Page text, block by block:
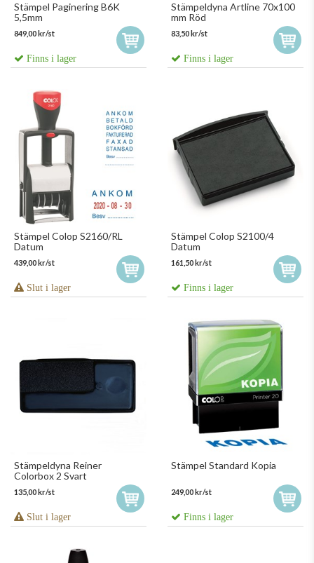
Stämpel Paginering B6K
5,5mm
849,00 kr/st
Finns i lager
Stämpeldyna Artline 70x100
mm Röd
83,50 kr/st
Finns i lager
Stämpel Colop S2160/RL
Datum
439,00 kr/st
Slut i lager
Stämpel Colop S2100/4
Datum
161,50 kr/st
Finns i lager
Stämpeldyna Reiner
Colorbox 2 Svart
135,00 kr/st
Slut i lager
Stämpel Standard Kopia
249,00 kr/st
Finns i lager